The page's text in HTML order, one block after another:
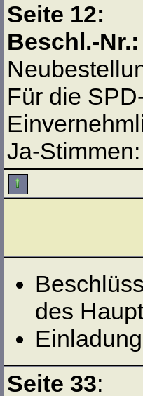
Seite 12:
Beschl.-
Für die
Ja-
des
Seite 33: